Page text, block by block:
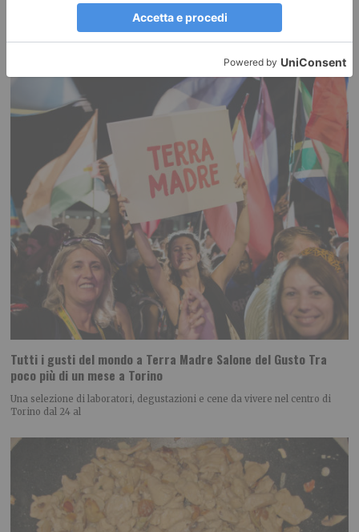
Alberi monumentali: il castagno di Giaglione
Esemplare veramente imponente, vetusto ancora in buone condizioni
vegetative e di elevato pregio paesaggistico e storico…
Tutti i gusti del mondo a Terra Madre Salone del Gusto Tra
poco più di un mese a Torino
Una selezione di laboratori, degustazioni e cene da vivere nel centro di
Torino dal 24 al